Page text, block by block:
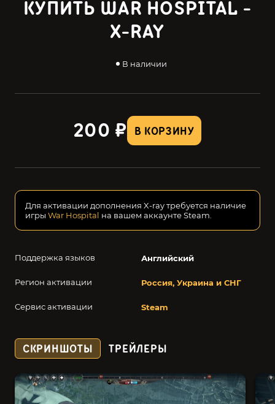
КУПИТЬ WAR HOSPITAL -
X-RAY
В наличии
В КОРЗИНУ
200 ₽
Поддержка языков Английский
Регион активации Россия, Украина и СНГ
Сервис активации Steam
Для активации дополнения X-ray требуется наличие
игры War Hospital на вашем аккаунте Steam.
СКРИНШОТЫ ТРЕЙЛЕРЫ